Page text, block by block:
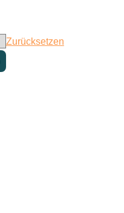
Zurücksetzen